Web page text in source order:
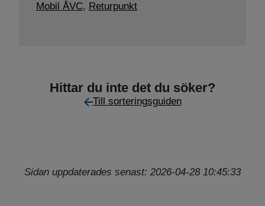
Mobil ÅVC, Returpunkt
Hittar du inte det du söker?
Till sorteringsguiden
Sidan uppdaterades senast: 2026-04-28 10:45:33